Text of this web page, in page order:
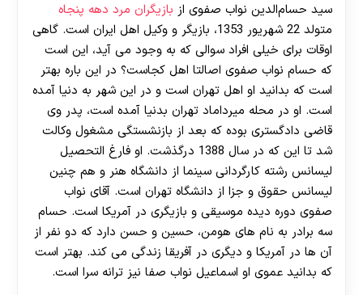
سید حسام‌الدین نواب‌ صفوی از بازیگران مرد دهه پنجاه
متولد 22 شهریور 1353، بازیگر و وکیل اهل ایران است. گاهی
اوقات برای خیلی افراد سوالی که به وجود می آید، این است
که حسام نواب صفوی اصالتا اهل کجاست؟ در این باره بهتر
است که بدانید او اهل تهران است و در این شهر به دنیا آمده
است. او در محله میرداماد تهران بدنیا آمده است، پدر وی
قاضی دادگستری بوده که بعد از بازنشستگی مشغول وکالت
شد تا این که در سال 1388 درگذشت. او فارغ التحصیل
لیسانس رشته کارگردانی سینما از دانشگاه هنر و هم چنین
لیسانس حقوق و جزا از دانشگاه تهران است. آقای نواب
صفوی دوره دیده موسیقی و بازیگری در آمریکا است. حسام
سه برادر به نام های هومن، حسین و حسن دارد که دو نفر از
آن ها در آمریکا و دیگری در آفریقا زندگی می کند. بهتر است
که بدانید عموی او اسماعیل نواب صفا نیز ترانه سرا است.